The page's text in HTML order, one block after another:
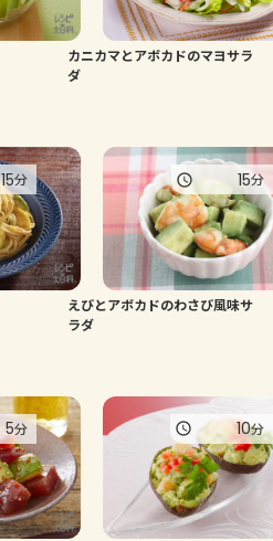
カニカマとアボカドのマヨサラ
ダ
15分
えびとアボカドのわさび風味サ
ラダ
15分
5分 10分